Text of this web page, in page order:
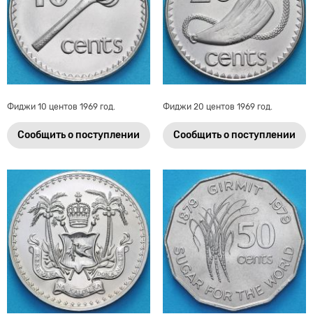
Фиджи 10 центов 1969 год.
Сообщить о поступлении
Фиджи 20 центов 1969 год.
Сообщить о поступлении